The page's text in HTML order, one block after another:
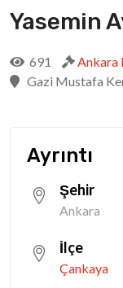
Yasemin
691 Ankara
Gazi Mustafa
Ayrıntı
Şehir
Ankara
İlçe
Çankaya